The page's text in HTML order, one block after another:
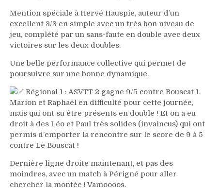
Mention spéciale à Hervé Hauspie, auteur d’un
excellent 3/3 en simple avec un très bon niveau de
jeu, complété par un sans-faute en double avec deux
victoires sur les deux doubles.
Une belle performance collective qui permet de
poursuivre sur une bonne dynamique.
Régional 1 : ASVTT 2 gagne 9/5 contre Bouscat 1.
Marion et Raphaël en difficulté pour cette journée,
mais qui ont su être présents en double ! Et on a eu
droit à des Léo et Paul très solides (invaincus) qui ont
permis d’emporter la rencontre sur le score de 9 à 5
contre Le Bouscat !
Dernière ligne droite maintenant, et pas des
moindres, avec un match à Périgné pour aller
chercher la montée ! Vamoooos.